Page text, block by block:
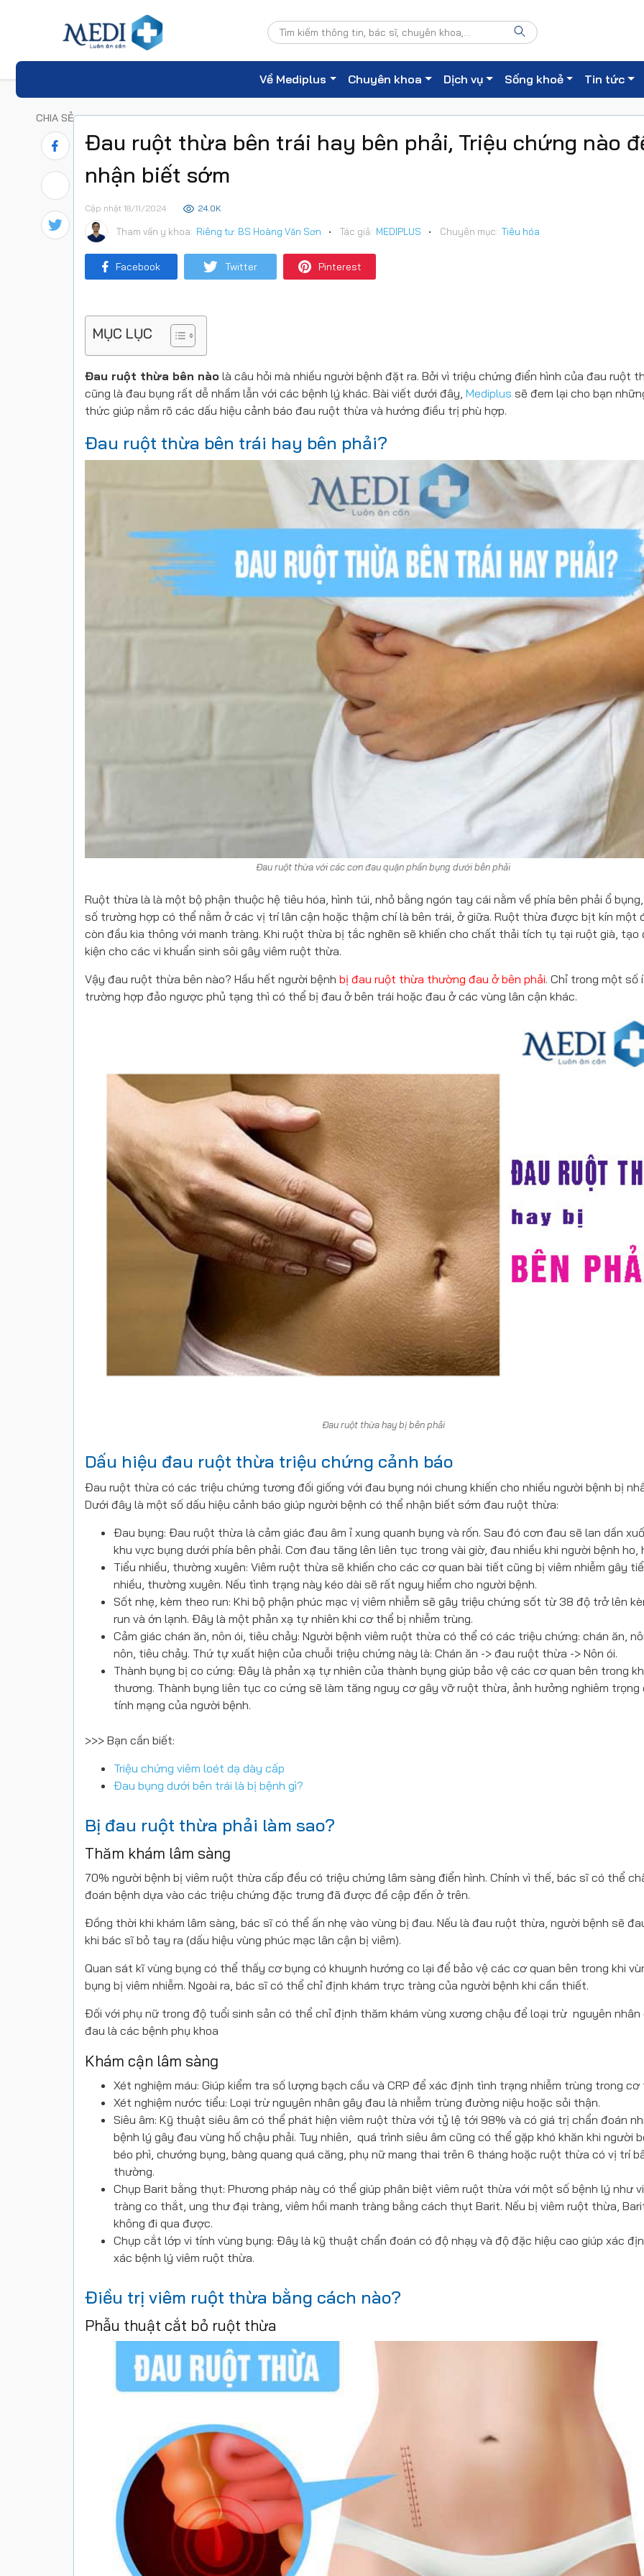
Về Mediplus Chuyên khoa Dịch vụ Sống khoẻ Tin tức
Đau ruột thừa bên trái hay bên phải, Triệu chứng nào
nhận biết sớm
Cập nhật 18/11/2024 24.0K
Tham vấn y khoa: Riêng tư: BS Hoàng Văn Sơn • Tác giả: MEDIPLUS • Chuyên mục: Tiêu hóa
Facebook Twitter Pinterest
MỤC LỤC
Đau ruột thừa bên nào là câu hỏi mà nhiều người bệnh đặt ra. Bởi vì triệu chứng điển hình của đau ruột
cũng là đau bụng rất dễ nhầm lẫn với các bệnh lý khác. Bài viết dưới đây, Mediplus sẽ đem lại cho bạn
thức giúp nắm rõ các dấu hiệu cảnh báo đau ruột thừa và hướng điều trị phù hợp.
Đau ruột thừa bên trái hay bên phải?
Đau ruột thừa với các cơn đau quặn phần bụng dưới bên phải
Ruột thừa là là một bộ phận thuộc hệ tiêu hóa, hình túi, nhỏ bằng ngón tay cái nằm về phía bên phải ổ
số trường hợp có thể nằm ở các vị trí lân cận hoặc thậm chí là bên trái, ở giữa. Ruột thừa được bịt kín một
còn đầu kia thông với manh tràng. Khi ruột thừa bị tắc nghẽn sẽ khiến cho chất thải tích tụ tại ruột già, tạo
kiện cho các vi khuẩn sinh sôi gây viêm ruột thừa.
Vậy đau ruột thừa bên nào? Hầu hết người bệnh bị đau ruột thừa thường đau ở bên phải. Chỉ trong một số
trường hợp đảo ngược phủ tạng thì có thể bị đau ở bên trái hoặc đau ở các vùng lân cận khác.
Đau ruột thừa hay bị bên phải
Dấu hiệu đau ruột thừa triệu chứng cảnh báo
Đau ruột thừa có các triệu chứng tương đối giống với đau bụng nói chung khiến cho nhiều người bệnh bị
Dưới đây là một số dấu hiệu cảnh báo giúp người bệnh có thể nhận biết sớm đau ruột thừa:
Đau bụng: Đau ruột thừa là cảm giác đau âm ỉ xung quanh bụng và rốn. Sau đó cơn đau sẽ lan dần
khu vực bụng dưới phía bên phải. Cơn đau tăng lên liên tục trong vài giờ, đau nhiều khi người bệnh ho,
Tiểu nhiều, thường xuyên: Viêm ruột thừa sẽ khiến cho các cơ quan bài tiết cũng bị viêm nhiễm gây
nhiều, thường xuyên. Nếu tình trạng này kéo dài sẽ rất nguy hiểm cho người bệnh.
Sốt nhẹ, kèm theo run: Khi bộ phận phúc mạc vị viêm nhiễm sẽ gây triệu chứng sốt từ 38 độ trở lên
run và ớn lạnh. Đây là một phản xạ tự nhiên khi cơ thể bị nhiễm trùng.
Cảm giác chán ăn, nôn ói, tiêu chảy: Người bệnh viêm ruột thừa có thể có các triệu chứng: chán ăn,
nôn, tiêu chảy. Thứ tự xuất hiện của chuỗi triệu chứng này là: Chán ăn -> đau ruột thừa -> Nôn ói.
Thành bụng bị co cứng: Đây là phản xạ tự nhiên của thành bụng giúp bảo vệ các cơ quan bên trong
thương. Thành bụng liên tục co cứng sẽ làm tăng nguy cơ gây vỡ ruột thừa, ảnh hưởng nghiêm trọng
tính mạng của người bệnh.
>>> Bạn cần biết:
Triệu chứng viêm loét dạ dày cấp
Đau bụng dưới bên trái là bị bệnh gì?
Bị đau ruột thừa phải làm sao?
Thăm khám lâm sàng
70% người bệnh bị viêm ruột thừa cấp đều có triệu chứng lâm sàng điển hình. Chính vì thế, bác sĩ có thể
đoán bệnh dựa vào các triệu chứng đặc trưng đã được đề cập đến ở trên.
Đồng thời khi khám lâm sàng, bác sĩ có thể ấn nhẹ vào vùng bị đau. Nếu là đau ruột thừa, người bệnh sẽ
khi bác sĩ bỏ tay ra (dấu hiệu vùng phúc mạc lân cận bị viêm).
Quan sát kĩ vùng bụng có thể thấy cơ bụng có khuynh hướng co lại để bảo vệ các cơ quan bên trong khi
bụng bị viêm nhiễm. Ngoài ra, bác sĩ có thể chỉ định khám trực tràng của người bệnh khi cần thiết.
Đối với phụ nữ trong độ tuổi sinh sản có thể chỉ định thăm khám vùng xương chậu để loại trừ nguyên nhân
đau là các bệnh phụ khoa
Khám cận lâm sàng
Xét nghiệm máu: Giúp kiểm tra số lượng bạch cầu và CRP để xác định tình trạng nhiễm trùng trong cơ
Xét nghiệm nước tiểu: Loại trừ nguyên nhân gây đau là nhiễm trùng đường niệu hoặc sỏi thận.
Siêu âm: Kỹ thuật siêu âm có thể phát hiện viêm ruột thừa với tỷ lệ tới 98% và có giá trị chẩn đoán
bệnh lý gây đau vùng hố chậu phải. Tuy nhiên, quá trình siêu âm cũng có thể gặp khó khăn khi người
béo phì, chướng bụng, bàng quang quá căng, phụ nữ mang thai trên 6 tháng hoặc ruột thừa có vị trí
thường.
Chụp Barit bằng thụt: Phương pháp này có thể giúp phân biệt viêm ruột thừa với một số bệnh lý như
tràng co thắt, ung thư đại tràng, viêm hồi manh tràng bằng cách thụt Barit. Nếu bị viêm ruột thừa,
không đi qua được.
Chụp cắt lớp vi tính vùng bụng: Đây là kỹ thuật chẩn đoán có độ nhạy và độ đặc hiệu cao giúp xác
xác bệnh lý viêm ruột thừa.
Điều trị viêm ruột thừa bằng cách nào?
Phẫu thuật cắt bỏ ruột thừa
CHIA SẺ